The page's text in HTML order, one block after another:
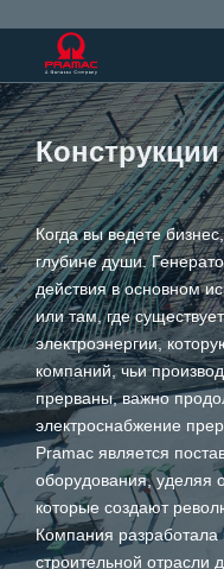
Конструкции
Когда вы ведете
глубине души.
действия в основном
или там, где
электроэнергии,
компаний, чьи
прерваны, важно
электроснабжение
Pramac является
оборудования, уделяя
которые создают
Компания
строительной отрасли